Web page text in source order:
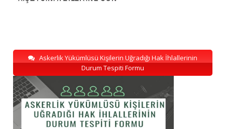
Askerlik Yükümlüsü Kişilerin Uğradığı Hak İhlallerinin
Durum Tespiti Formu